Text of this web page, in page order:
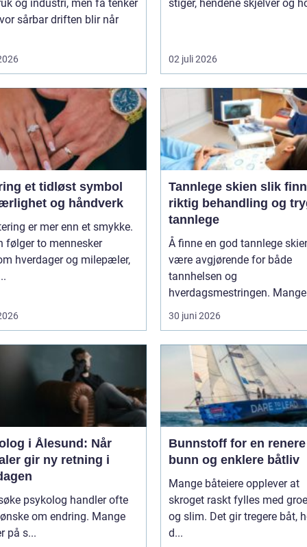
og industri, men få tenker
sårbar driften blir når
stiger, hendene skjelver og
02 juli 2026
symbol
og håndverk
er mer enn et smykke.
følger to mennesker
hverdager og milepæler,
Tannlege skien slik finner du
riktig behandling og
tannlege
Å finne en god tannlege
være avgjørende for både
tannhelsen og
hverdagsmestringen.
30 juni 2026
i Ålesund: Når
gir ny retning i
psykolog handler ofte
om endring. Mange
på s...
Bunnstoff for en renere
bunn og enklere båtliv
Mange båteiere opplever at
skroget raskt fylles med
og slim. Det gir tregere båt,
d...